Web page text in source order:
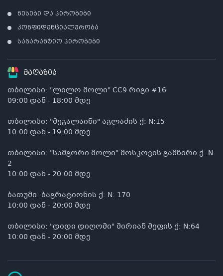
წესები და პირობები
კონფიდენციალურობა
საგარანტიო პირობები
მაღაზია
თბილისი: "ლილო მოლი" CC9 რიგი #16
09:00 დან - 18:00 მდე
თბილისი: "მეგალაინი" აგლაძის ქ: N:15
10:00 დან - 19:00 მდე
თბილისი: "სამგორი მოლი" მოსკოვის გამზირი ქ: N:
2
10:00 დან - 20:00 მდე
ბათუმი: ბაგრატიონის ქ: N: 170
10:00 დან - 20:00 მდე
თბილისი: "დიდი დიღომი" მირიან მეფის ქ: N:64
10:00 დან - 20:00 მდე